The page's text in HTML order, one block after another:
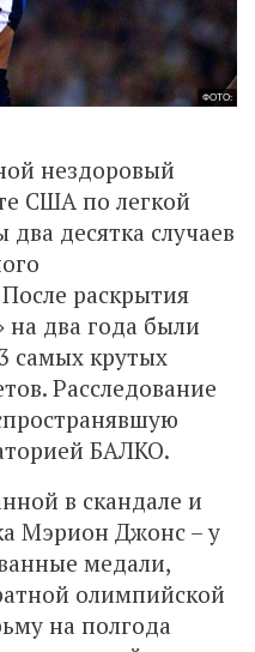
ФОТО:
нездоровый
США по легкой
десятка случаев
раскрытия
на два года были
самых крутых
Расследование
БАЛКО.
в скандале и
Мэрион Джонс – у
медали,
олимпийской
на полгода